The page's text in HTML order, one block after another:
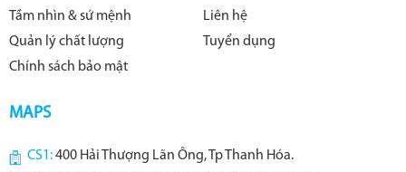
Tầm nhìn & sứ mệnh
Liên hệ
Quản lý chất lượng
Tuyển dụng
Chính sách bảo mật
MAPS
CS1:400 Hải Thượng Lãn Ông, Tp Thanh Hóa.